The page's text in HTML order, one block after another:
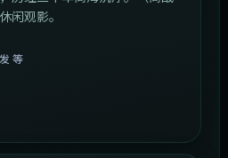
闲观影。
等